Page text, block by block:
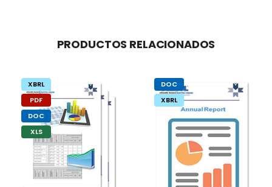
PRODUCTOS RELACIONADOS
XBRL
PDF
DOC
XLS
DOC
XBRL